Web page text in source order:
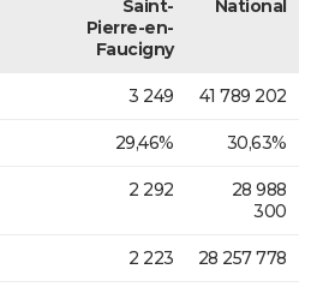
Saint-
Pierre-en-
Faucigny
National
3 249 41 789 202
29,46% 30,63%
2 292
28 988
300
2 223 28 257 778